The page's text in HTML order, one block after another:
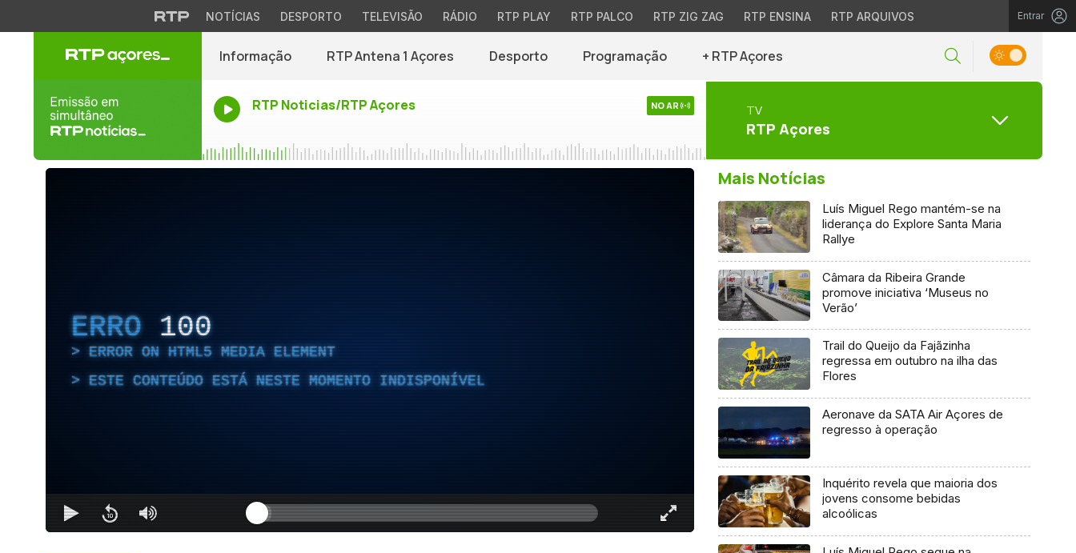
NOTÍCIAS DESPORTO TELEVISÃO RÁDIO RTP PLAY RTP PALCO RTP ZIG ZAG RTP ENSINA RTP ARQUIVOS Entrar
Informação RTP Antena 1 Açores Desporto Programação + RTP Açores
RTP Noticias/RTP Açores NO AR TV
RTP Açores
ERRO 100
ERROR ON HTML5 MEDIA ELEMENT
ESTE CONTEÚDO ESTÁ NESTE MOMENTO INDISPONÍVEL
Mais Notícias
Luís Miguel Rego mantém-se na
liderança do Explore Santa Maria
Rallye
Câmara da Ribeira Grande
promove iniciativa ‘Museus no
Verão’
Trail do Queijo da Fajãzinha
regressa em outubro na ilha das
Flores
Aeronave da SATA Air Açores de
regresso à operação
Inquérito revela que maioria dos
jovens consome bebidas
alcoólicas